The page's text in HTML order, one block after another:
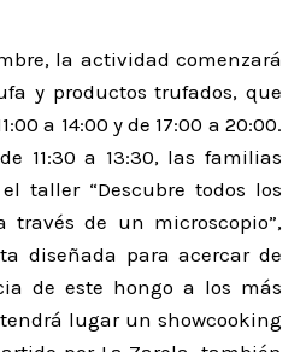
la actividad comenzará
y productos trufados, que
a 14:00 y de 17:00 a 20:00.
11:30 a 13:30, las familias
taller “Descubre todos los
de un microscopio”,
diseñada para acercar de
de este hongo a los más
lugar un showcooking